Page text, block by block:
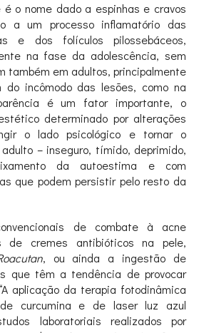
é o nome dado a espinhas e cravos
a um processo inflamatório das
e dos folículos pilossebáceos,
na fase da adolescência, sem
também em adultos, principalmente
do incômodo das lesões, como na
é um fator importante, o
determinado por alterações
o lado psicológico e tornar o
– inseguro, tímido, deprimido,
da autoestima e com
que podem persistir pelo resto da
de combate à acne
de cremes antibióticos na pele,
, ou ainda a ingestão de
que têm a tendência de provocar
aplicação da terapia fotodinâmica
curcumina e de laser luz azul
laboratoriais realizados por